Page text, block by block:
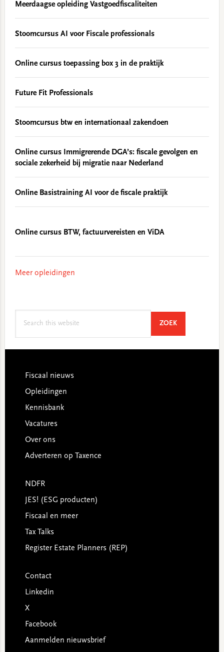
Meerdaagse opleiding Vastgoedfiscaliteiten
Stoomcursus AI voor Fiscale professionals
Online cursus toepassing box 3 in de praktijk
Future Fit Professionals
Stoomcursus btw en internationaal zakendoen
Online cursus Immigrerende DGA’s: fiscale gevolgen en
sociale zekerheid bij migratie naar Nederland
Online Basistraining AI voor de fiscale praktijk
Online cursus BTW, factuurvereisten en ViDA
Meer opleidingen
ZOEKSEARCH
Footer
Fiscaal nieuws
Opleidingen
Kennisbank
Vacatures
Over ons
Adverteren op Taxence
NDFR
JES! (ESG producten)
Fiscaal en meer
Tax Talks
Register Estate Planners (REP)
Contact
Linkedin
X
Facebook
Aanmelden nieuwsbrief